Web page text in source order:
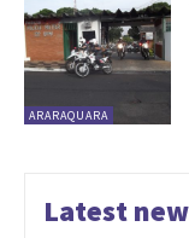
ARARAQUARA
Latest